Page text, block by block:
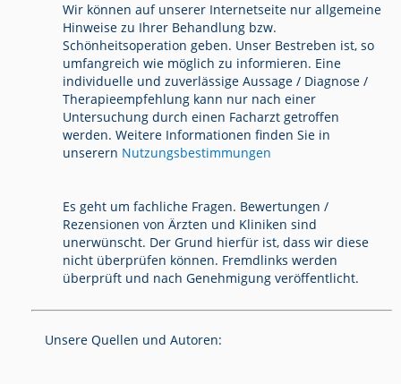
Wir können auf unserer Internetseite nur allgemeine
Hinweise zu Ihrer Behandlung bzw.
Schönheitsoperation geben. Unser Bestreben ist, so
umfangreich wie möglich zu informieren. Eine
individuelle und zuverlässige Aussage / Diagnose /
Therapieempfehlung kann nur nach einer
Untersuchung durch einen Facharzt getroffen
werden. Weitere Informationen finden Sie in
unserern Nutzungsbestimmungen
Es geht um fachliche Fragen. Bewertungen /
Rezensionen von Ärzten und Kliniken sind
unerwünscht. Der Grund hierfür ist, dass wir diese
nicht überprüfen können. Fremdlinks werden
überprüft und nach Genehmigung veröffentlicht.
Unsere Quellen und Autoren: